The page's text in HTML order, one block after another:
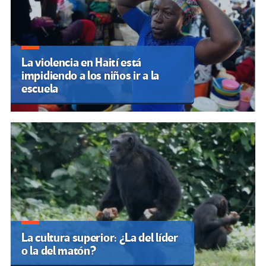
La violencia en Haití está
impidiendo a los niños ir a la
escuela
La cultura superior: ¿La del líder
o la del matón?